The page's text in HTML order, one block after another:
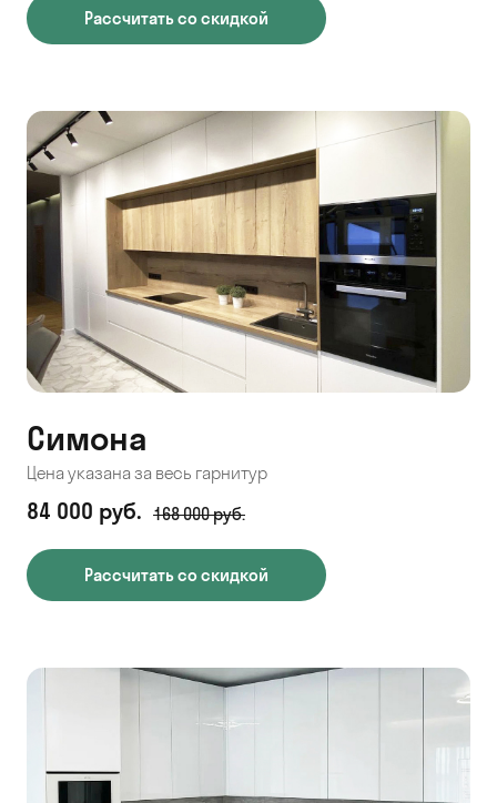
Рассчитать со скидкой
Симона
Цена указана за весь гарнитур
84 000 руб. 168 000 руб.
Рассчитать со скидкой